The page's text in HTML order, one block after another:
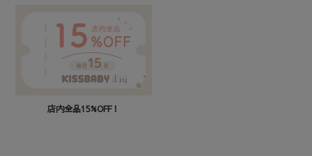
店内全品15%OFF！